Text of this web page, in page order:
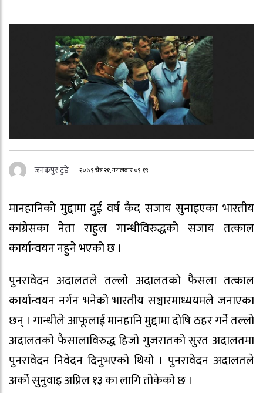
जनकपुर टुडे २०७९ चैत्र २१, मंगलवार ०९:१९
मानहानिको मुद्दामा दुई वर्ष कैद सजाय सुनाइएका भारतीय
कांग्रेसका नेता राहुल गान्धीविरुद्धको सजाय तत्काल
कार्यान्वयन नहुने भएको छ ।
पुनरावेदन अदालतले तल्लो अदालतको फैसला तत्काल
कार्यान्वयन नर्गन भनेको भारतीय सञ्चारमाध्ययमले जनाएका
छन् । गान्धीले आफूलाई मानहानि मुद्दामा दोषि ठहर गर्ने तल्लो
अदालतको फैसालाविरुद्ध हिजो गुजरातको सुरत अदालतमा
पुनरावेदन निवेदन दिनुभएको थियो । पुनरावेदन अदालतले
अर्को सुनुवाइ अप्रिल १३ का लागि तोकेको छ ।